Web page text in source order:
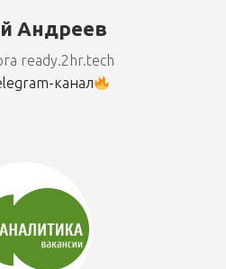
Андреев
ready.2hr.tech
канал